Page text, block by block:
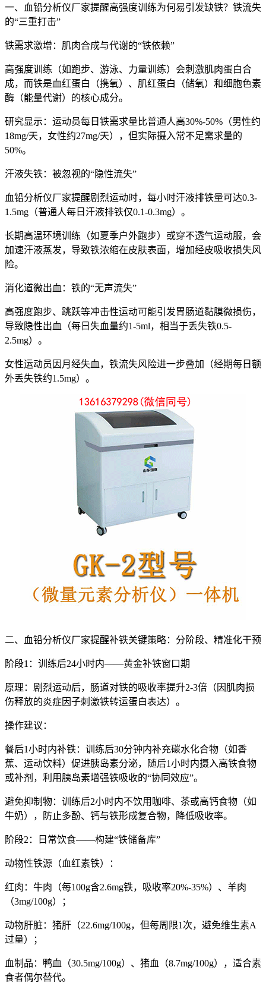
一、 血铅分析仪厂家提醒高强度训练为何易引发缺铁？铁流失
的“三重打击”
铁需求激增：肌肉合成与代谢的“铁依赖”
高强度训练（如跑步、游泳、力量训练）会刺激肌肉蛋白合
成，而铁是血红蛋白（携氧）、肌红蛋白（储氧）和细胞色素
酶（能量代谢）的核心成分。
研究显示：运动员每日铁需求量比普通人高30%-50%（男性约
18mg/天，女性约27mg/天），但实际摄入常不足需求量的
50%。
汗液失铁：被忽视的“隐性流失”
血铅分析仪厂家提醒剧烈运动时，每小时汗液排铁量可达0.3-
1.5mg（普通人每日汗液排铁仅0.1-0.3mg）。
长期高温环境训练（如夏季户外跑步）或穿不透气运动服，会
加速汗液蒸发，导致铁浓缩在皮肤表面，增加经皮吸收损失风
险。
消化道微出血：铁的“无声流失”
高强度跑步、跳跃等冲击性运动可能引发胃肠道黏膜微损伤，
导致隐性出血（每日失血量约1-5ml，相当于丢失铁0.5-
2.5mg）。
女性运动员因月经失血，铁流失风险进一步叠加（经期每日额
外丢失铁约1.5mg）。
二、 血铅分析仪厂家提醒补铁关键策略：分阶段、精准化干预
阶段1：训练后24小时内——黄金补铁窗口期
原理：剧烈运动后，肠道对铁的吸收率提升2-3倍（因肌肉损
伤释放的炎症因子刺激铁转运蛋白表达）。
操作建议：
餐后1小时内补铁：训练后30分钟内补充碳水化合物（如香
蕉、运动饮料）促进胰岛素分泌，随后1小时内摄入高铁食物
或补剂，利用胰岛素增强铁吸收的“协同效应”。
避免抑制物：训练后2小时内不饮用咖啡、茶或高钙食物（如
牛奶），防止多酚、钙与铁形成复合物，降低吸收率。
阶段2：日常饮食——构建“铁储备库”
动物性铁源（血红素铁）：
红肉：牛肉（每100g含2.6mg铁，吸收率20%-35%）、羊肉
（3mg/100g）；
动物肝脏：猪肝（22.6mg/100g，但每周限1次，避免维生素A
过量）；
血制品：鸭血（30.5mg/100g）、猪血（8.7mg/100g），适合素
食者偶尔替代。